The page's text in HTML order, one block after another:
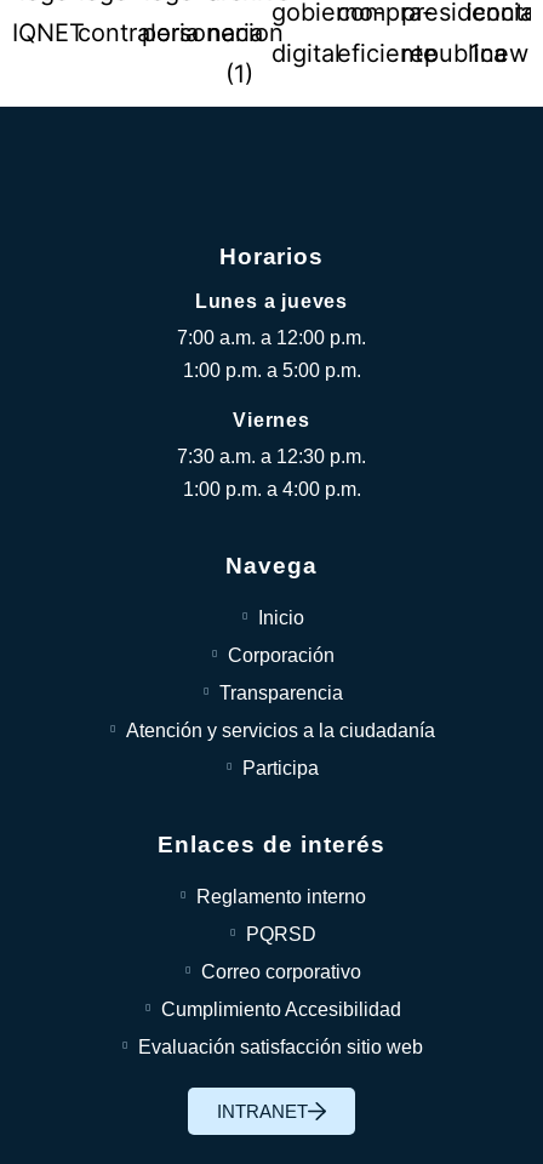
Horarios
Lunes a jueves
7:00 a.m. a 12:00 p.m.
1:00 p.m. a 5:00 p.m.
Viernes
7:30 a.m. a 12:30 p.m.
1:00 p.m. a 4:00 p.m.
Navega
Inicio
Corporación
Transparencia
Atención y servicios a la ciudadanía
Participa
Enlaces de interés
Reglamento interno
PQRSD
Correo corporativo
Cumplimiento Accesibilidad
Evaluación satisfacción sitio web
INTRANET